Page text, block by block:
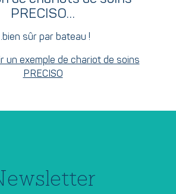
PRECISO…
sûr par bateau !
un exemple de chariot de soins
PRECISO